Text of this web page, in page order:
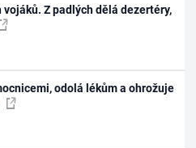
Z padlých dělá dezertéry,
odolá lékům a ohrožuje